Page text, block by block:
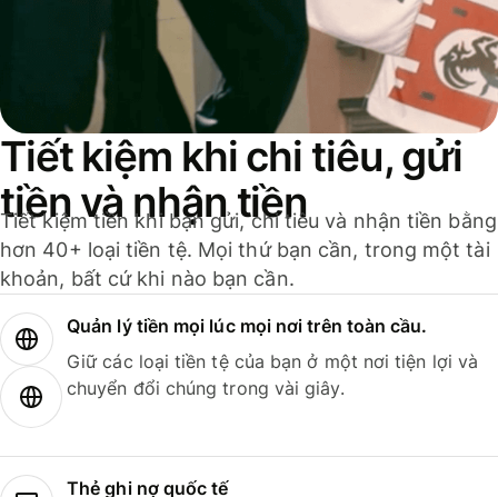
Tiết kiệm khi chi tiêu, gửi
tiền và nhận tiền
Tiết kiệm tiền khi bạn gửi, chi tiêu và nhận tiền bằng
hơn 40+ loại tiền tệ. Mọi thứ bạn cần, trong một tài
khoản, bất cứ khi nào bạn cần.
Quản lý tiền mọi lúc mọi nơi trên toàn cầu.
Giữ các loại tiền tệ của bạn ở một nơi tiện lợi và
chuyển đổi chúng trong vài giây.
Thẻ ghi nợ quốc tế